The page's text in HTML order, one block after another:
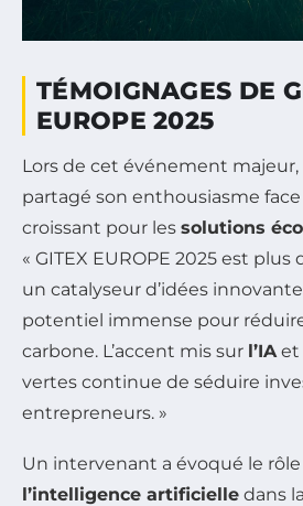
TÉMOIGNAGES DE
EUROPE 2025
Lors de cet événement
partagé son enthousiasme
croissant pour les solutions
« GITEX EUROPE 2025 est plus
un catalyseur d’idées
potentiel immense pour
carbone. L’accent mis sur l’IA et
vertes continue de séduire
entrepreneurs. »
Un intervenant a évoqué le
l’intelligence artificielle dans